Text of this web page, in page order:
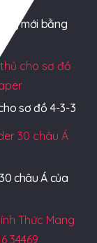
mới bằng
sơ đồ 4-3-3
châu Á của